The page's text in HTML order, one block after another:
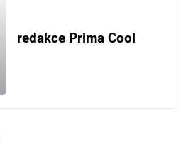
redakce Prima Cool